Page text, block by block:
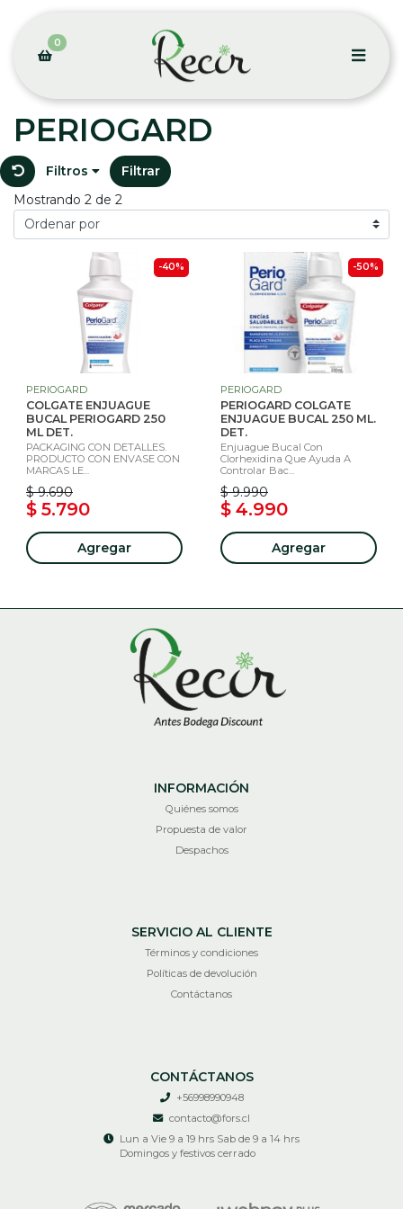
0
PERIOGARD
Filtros
Filtrar
Mostrando 2 de 2
-40%
PERIOGARD
COLGATE ENJUAGUE
BUCAL PERIOGARD 250
ML DET.
PACKAGING CON DETALLES.
PRODUCTO CON ENVASE CON
MARCAS LE...
$ 9.690
$ 5.790
Agregar
-50%
PERIOGARD
PERIOGARD COLGATE
ENJUAGUE BUCAL 250 ML.
DET.
Enjuague Bucal Con
Clorhexidina Que Ayuda A
Controlar Bac...
$ 9.990
$ 4.990
Agregar
INFORMACIÓN
Quiénes somos
Propuesta de valor
Despachos
SERVICIO AL CLIENTE
Términos y condiciones
Políticas de devolución
Contáctanos
CONTÁCTANOS
+56998990948
contacto@fors.cl
Lun a Vie 9 a 19 hrs Sab de 9 a 14 hrs
Domingos y festivos cerrado